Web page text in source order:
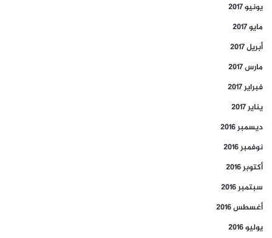
يونيو 2017
مايو 2017
أبريل 2017
مارس 2017
فبراير 2017
يناير 2017
ديسمبر 2016
نوفمبر 2016
أكتوبر 2016
سبتمبر 2016
أغسطس 2016
يوليو 2016